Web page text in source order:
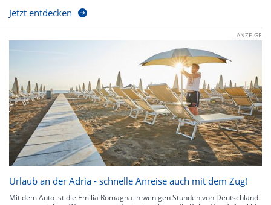
Jetzt entdecken
ANZEIGE
Urlaub an der Adria - schnelle Anreise auch mit dem Zug!
Mit dem Auto ist die Emilia Romagna in wenigen Stunden von Deutschland